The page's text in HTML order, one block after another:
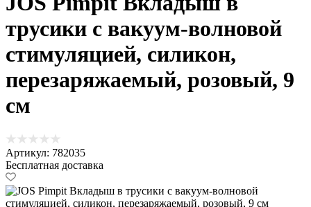
трусики с вакуум-волновой
стимуляцией, силикон,
перезаряжаемый, розовый, 9
см
Артикул: 782035
Бесплатная доставка